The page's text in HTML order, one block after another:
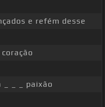
e refém desse
_ _ _ paixão